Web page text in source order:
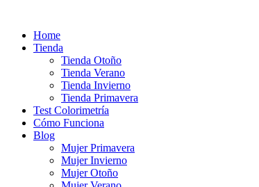
contenidoHome
Tienda
Tienda Otoño
Tienda Verano
Tienda Invierno
Tienda Primavera
Test Colorimetría
Cómo Funciona
Blog
Mujer Primavera
Mujer Invierno
Mujer Otoño